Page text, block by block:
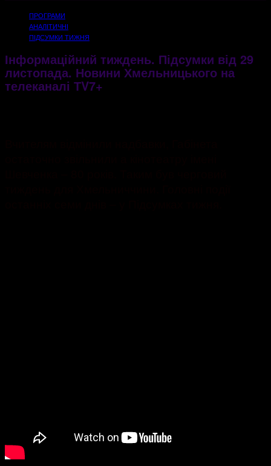
ПРОГРАМИ
АНАЛІТИЧНІ
ПІДСУМКИ ТИЖНЯ
Інформаційний тиждень. Підсумки від 29
листопада. Новини Хмельницького на
телеканалі ТV7+